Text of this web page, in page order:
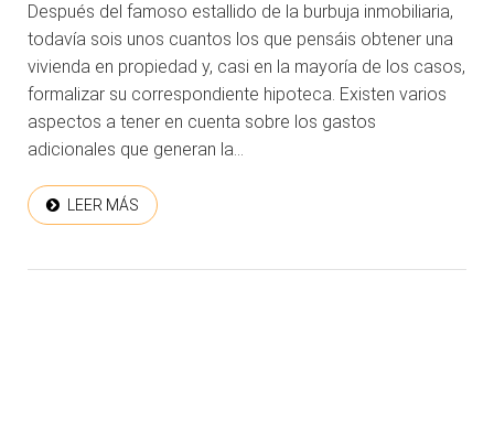
Después del famoso estallido de la burbuja inmobiliaria,
todavía sois unos cuantos los que pensáis obtener una
vivienda en propiedad y, casi en la mayoría de los casos,
formalizar su correspondiente hipoteca. Existen varios
aspectos a tener en cuenta sobre los gastos
adicionales que generan la...
LEER MÁS